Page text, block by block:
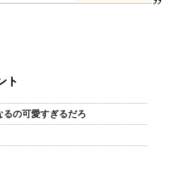
ト
るの可愛すぎるだろ